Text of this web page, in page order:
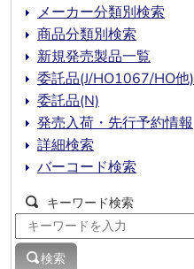
メーカー分類別検索
商品分類別検索
新規発売製品一覧
委託品(J/HO1067/HO他)
委託品(N)
発売入荷・先行予約情報
詳細検索
バーコード検索
キーワード検索
検索